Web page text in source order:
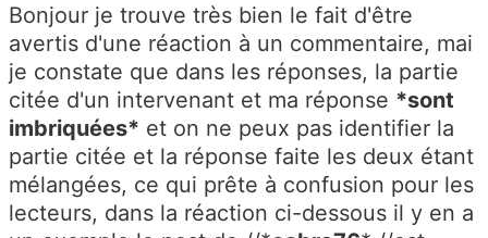
Bonjour je trouve très bien le fait d'être
avertis d'une réaction à un commentaire, mai
je constate que dans les réponses, la partie
citée d'un intervenant et ma réponse *sont
imbriquées* et on ne peux pas identifier la
partie citée et la réponse faite les deux étant
mélangées, ce qui prête à confusion pour les
lecteurs, dans la réaction ci-dessous il y en a